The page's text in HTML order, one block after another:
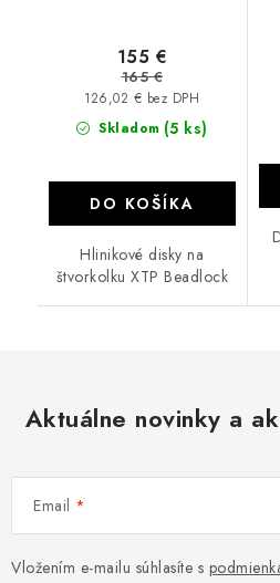
Skladom (5 ks)
126,02 € bez DPH
155 €
165 €
DO KOŠÍKA
Hlinikové disky na
štvorkolku XTP Beadlock
Aktuálne novinky a
Email
Vložením e-mailu súhlasíte s